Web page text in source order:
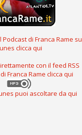
di Franca Rame su
clicca qui
con il feed RSS
Franca Rame clicca qui
puoi ascoltare da qui